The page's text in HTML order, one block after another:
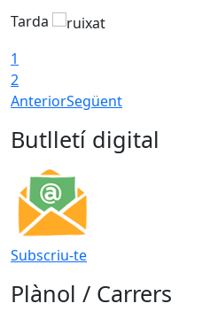
Tarda
1
2
AnteriorSegüent
Butlletí digital
Subscriu-te
Plànol / Carrers